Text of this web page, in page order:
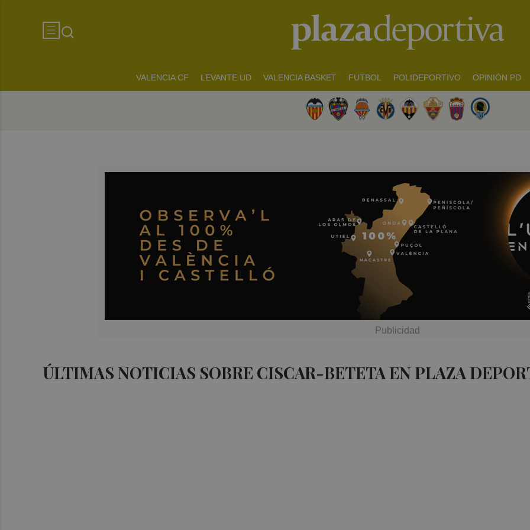
VALENCIA CF LEVANTE UD VALENCIA BASKET FUTBOL POLIDEPORTIVO OPINIÓN PD
ÚLTIMAS NOTICIAS SOBRE CISCAR-BETETA EN PLAZA